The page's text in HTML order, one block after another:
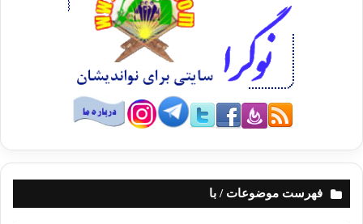
فهرست موضوعات / با